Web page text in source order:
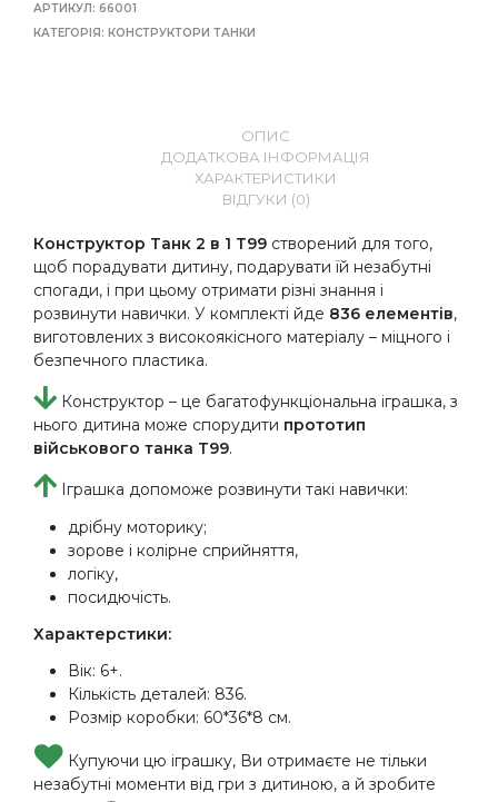
АРТИКУЛ: 66001
КАТЕГОРІЯ: КОНСТРУКТОРИ ТАНКИ
ОПИС
ДОДАТКОВА ІНФОРМАЦІЯ
ХАРАКТЕРИСТИКИ
ВІДГУКИ (0)
Конструктор Танк 2 в 1 Т99 створений для того,
щоб порадувати дитину, подарувати їй незабутні
спогади, і при цьому отримати різні знання і
розвинути навички. У комплекті йде 836 елементів,
виготовлених з високоякісного матеріалу – міцного і
безпечного пластика.
Конструктор – це багатофункціональна іграшка, з
нього дитина може спорудити прототип
військового танка Т99.
Іграшка допоможе розвинути такі навички:
дрібну моторику;
зорове і колірне сприйняття,
логіку,
посидючість.
Характерстики:
Вік: 6+.
Кількість деталей: 836.
Розмір коробки: 60*36*8 см.
Купуючи цю іграшку, Ви отримаєте не тільки
незабутні моменти від гри з дитиною, а й зробите